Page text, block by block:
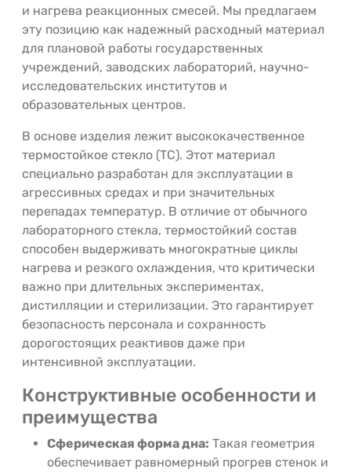
и нагрева реакционных смесей. Мы предлагаем
эту позицию как надежный расходный материал
для плановой работы государственных
учреждений, заводских лабораторий, научно-
исследовательских институтов и
образовательных центров.
В основе изделия лежит высококачественное
термостойкое стекло (ТС). Этот материал
специально разработан для эксплуатации в
агрессивных средах и при значительных
перепадах температур. В отличие от обычного
лабораторного стекла, термостойкий состав
способен выдерживать многократные циклы
нагрева и резкого охлаждения, что критически
важно при длительных экспериментах,
дистилляции и стерилизации. Это гарантирует
безопасность персонала и сохранность
дорогостоящих реактивов даже при
интенсивной эксплуатации.
Конструктивные особенности и
преимущества
Сферическая форма дна: Такая геометрия
обеспечивает равномерный прогрев стенок и